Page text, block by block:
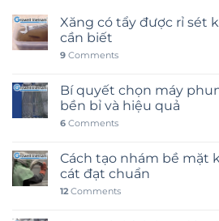
Xăng có tẩy được rỉ sét
cần biết
9 Comments
Bí quyết chọn máy
bền bỉ và hiệu quả
6 Comments
Cách tạo nhám bề mặt
cát đạt chuẩn
12Comments